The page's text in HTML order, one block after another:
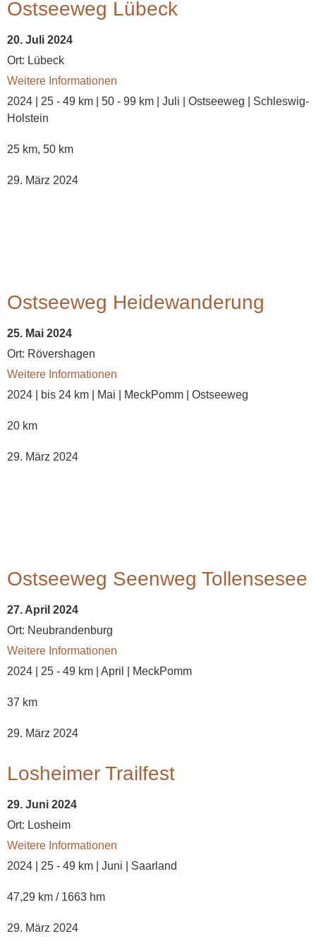
Ostseeweg Lübeck
20. Juli 2024
Ort: Lübeck
Weitere Informationen
2024 | 25 - 49 km | 50 - 99 km | Juli | Ostseeweg | Schleswig-
Holstein
25 km, 50 km
29. März 2024
Ostseeweg Heidewanderung
25. Mai 2024
Ort: Rövershagen
Weitere Informationen
2024 | bis 24 km | Mai | MeckPomm | Ostseeweg
20 km
29. März 2024
Ostseeweg Seenweg Tollensesee
27. April 2024
Ort: Neubrandenburg
Weitere Informationen
2024 | 25 - 49 km | April | MeckPomm
37 km
29. März 2024
Losheimer Trailfest
29. Juni 2024
Ort: Losheim
Weitere Informationen
2024 | 25 - 49 km | Juni | Saarland
47,29 km / 1663 hm
29. März 2024